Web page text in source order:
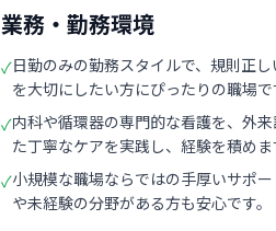
業務・勤務環境
✓日勤のみの勤務スタイルで、規則正
を大切にしたい方にぴったりの職場で
✓内科や循環器の専門的な看護を、外
た丁寧なケアを実践し、経験を積めま
✓小規模な職場ならではの手厚いサポ
や未経験の分野がある方も安心です。